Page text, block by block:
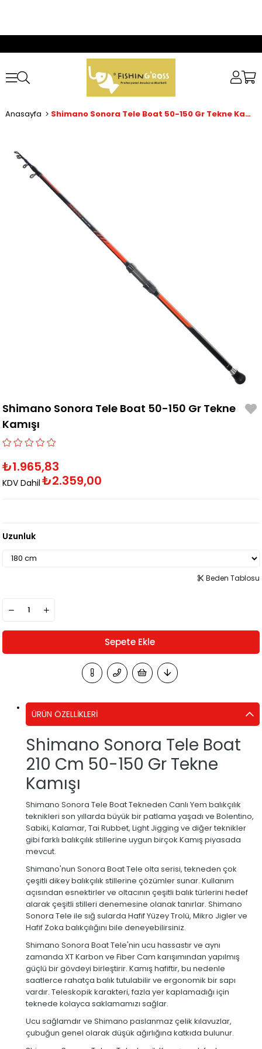
Anasayfa Shimano Sonora Tele Boat 50-150 Gr Tekne Kamışı
Shimano Sonora Tele Boat 50-150 Gr Tekne
Kamışı
₺1.965,83
KDV Dahil ₺2.359,00
Uzunluk
Beden Tablosu
ÜRÜN ÖZELLIKLERI
Shimano Sonora Tele Boat
210 Cm 50-150 Gr Tekne
Kamışı
Shimano Sonora Tele Boat Tekneden Canlı Yem balıkçılık
teknikleri son yıllarda büyük bir patlama yaşadı ve Bolentino,
Sabiki, Kalamar, Tai Rubbet, Light Jigging ve diğer teknikler
gibi farklı balıkçılık stillerine uygun birçok Kamış piyasada
mevcut.
Shimano'nun Sonora Boat Tele olta serisi, tekneden çok
çeşitli dikey balıkçılık stillerine çözümler sunar. Kullanım
açısından esnektirler ve oltacının çeşitli balık türlerini hedef
alarak çeşitli stilleri denemesine olanak tanırlar. Shimano
Sonora Tele ile sığ sularda Hafif Yüzey Trolü, Mikro Jigler ve
Hafif Zoka balıkçılığını bile deneyebilirsiniz.
Shimano Sonora Boat Tele'nin ucu hassastır ve aynı
zamanda XT Karbon ve Fiber Cam karışımından yapılmış
güçlü bir gövdeyi birleştirir. Kamış hafiftir, bu nedenle
saatlerce rahatça balık tutulabilir ve ergonomik bir sapı
vardır. Teleskopik karakteri, fazla yer kaplamadığı için
teknede kolayca saklamamızı sağlar.
Ucu sağlamdır ve Shimano paslanmaz çelik kılavuzlar,
çubuğun genel olarak düşük ağırlığına katkıda bulunur.